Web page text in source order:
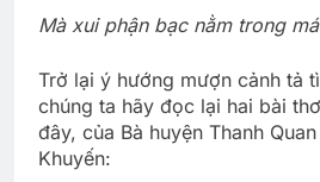
Mà xui phận bạc nằm trong
Trở lại ý hướng mượn cảnh tả
chúng ta hãy đọc lại hai bài
đây, của Bà huyện Thanh
Khuyến: